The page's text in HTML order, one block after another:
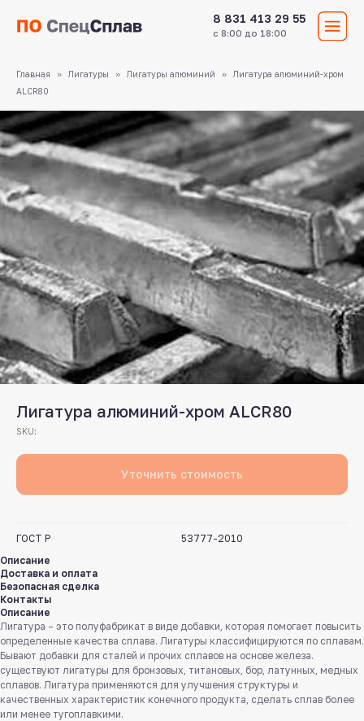
8 831 413 29 55
Главная Лигатуры Лигатуры алюминий
Лигатура алюминий-хром
ALCR80
Лигатура алюминий-хром ALCR80
SKU:
Уточнить стоимость
ГОСТ Р
53777-2010
Описание
Доставка и оплата
Безопасная сделка
Контакты
Описание
Лигатура – это полуфабрикат в виде добавки, которая помогает повысить
определенные качества сплава. Лигатуры классифицируются по сплавам.
Бывают добавки для сталей и прочих сплавов на основе железа.
существуют лигатуры для бронзовых, титановых, бор, латунных, медных
сплавов. Лигатура применяются для улучшения структуры и
качественных характеристик конечного продукта, сделать сплав более
или менее тугоплавкими.